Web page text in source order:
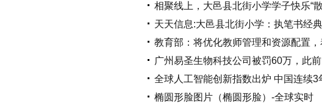
相聚线上，大邑县北街小学学子快乐“
天天信息:大邑县北街小学：执笔书经
教育部：将优化教师管理和资源配置
广州易圣生物科技公司被罚60万，此
全球人工智能创新指数出炉 中国连续
椭圆形脸图片（椭圆形脸）-全球实时